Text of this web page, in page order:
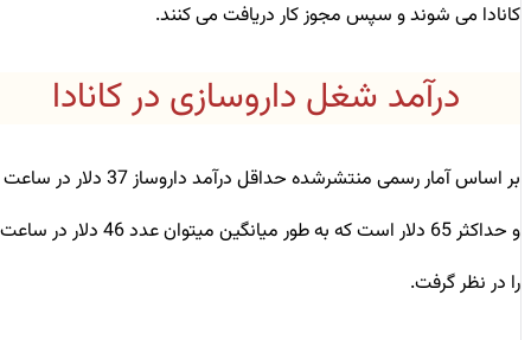
کانادا می‌ شوند و سپس مجوز کار دریافت می‌ کنند.
درآمد شغل داروسازی در کانادا
بر اساس آمار رسمی منتشرشده حداقل درآمد داروساز 37 دلار در ساعت
و حداکثر 65 دلار است که به طور میانگین میتوان عدد 46 دلار در ساعت
را در نظر گرفت.